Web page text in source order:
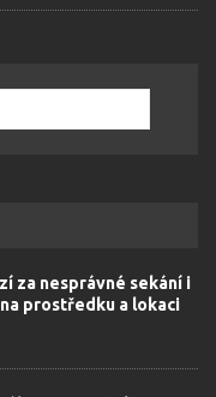
za nesprávné sekání i
prostředku a lokaci